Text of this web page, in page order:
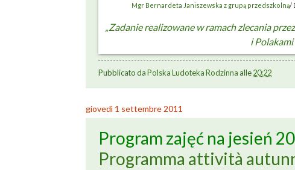
Mgr Bernardeta Janiszewska z grupą przedszkolną/
„Zadanie realizowane w ramach zlecania
i
Pubblicato daPolska Ludoteka Rodzinnaalle20:22
giovedì 1 settembre 2011
Program zajęć na jesień
Programma attività